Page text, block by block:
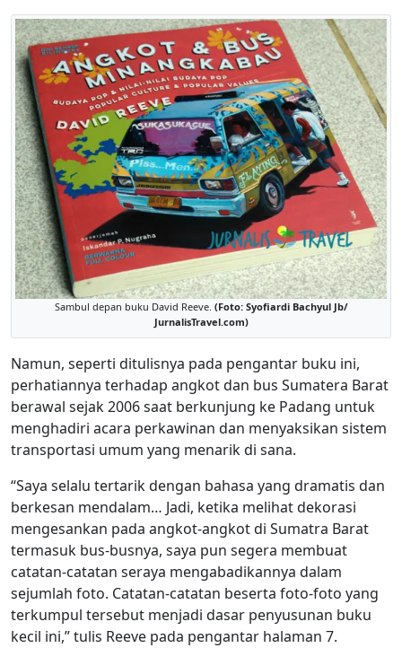
Sambul depan buku David Reeve. (Foto: Syofiardi Bachyul Jb/
JurnalisTravel.com)
Namun, seperti ditulisnya pada pengantar buku ini,
perhatiannya terhadap angkot dan bus Sumatera Barat
berawal sejak 2006 saat berkunjung ke Padang untuk
menghadiri acara perkawinan dan menyaksikan sistem
transportasi umum yang menarik di sana.
“Saya selalu tertarik dengan bahasa yang dramatis dan
berkesan mendalam… Jadi, ketika melihat dekorasi
mengesankan pada angkot-angkot di Sumatra Barat
termasuk bus-busnya, saya pun segera membuat
catatan-catatan seraya mengabadikannya dalam
sejumlah foto. Catatan-catatan beserta foto-foto yang
terkumpul tersebut menjadi dasar penyusunan buku
kecil ini,” tulis Reeve pada pengantar halaman 7.